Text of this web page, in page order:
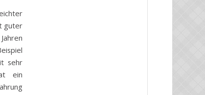
guter
sehr
ein